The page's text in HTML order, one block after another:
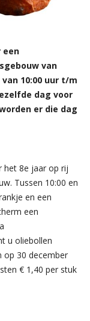
een
van
10:00 uur t/m
dag voor
er die dag
het 8e jaar op rij
Tussen 10:00 en
en een
een
u oliebollen
op 30 december
€ 1,40 per stuk